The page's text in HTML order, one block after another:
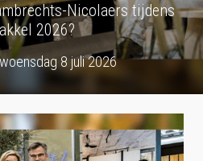
Nicolaers tijdens
2026?
woensdag 8 juli 2026